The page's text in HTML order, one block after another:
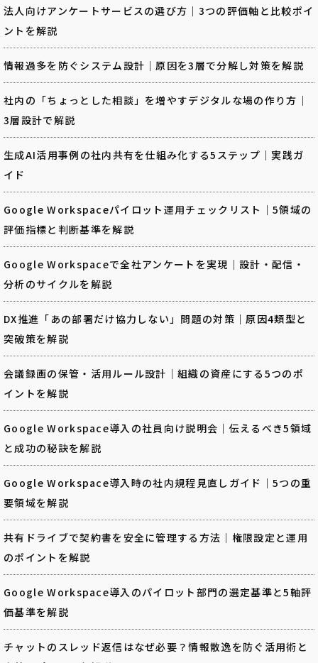
法人向けアンケートサービスの選び方｜3つの評価軸と比較ポイ
ントを解説
情報過多を防ぐシステム設計｜原因を3層で分解し対策を解説
社内の「ちょっとした相談」を増やすデジタルな場の作り方｜
3層設計で解説
生成AI活用事例の社内共有を仕組み化する5ステップ｜実践ガ
イド
Google Workspaceパイロット運用チェックリスト｜5領域の
評価指標と判断基準を解説
Google Workspaceで全社アンケートを実現｜設計・配信・
分析のサイクルを解説
DX推進「あの部署だけ協力しない」問題の対策｜原因4類型と
突破策を解説
会議録画の保管・活用ルール設計｜組織の資産にする5つのポ
イントを解説
Google Workspace導入の社員向け説明会｜伝えるべき5領域
と成功の秘訣を解説
Google Workspace導入時の社内規程見直しガイド｜5つの重
要領域を解説
共有ドライブで契約書を安全に管理する方法｜権限設定と運用
のポイントを解説
Google Workspace導入のパイロット部門の選定基準と5軸評
価基準を解説
チャットのスレッド返信はなぜ必要？情報散逸を防ぐ活用術と